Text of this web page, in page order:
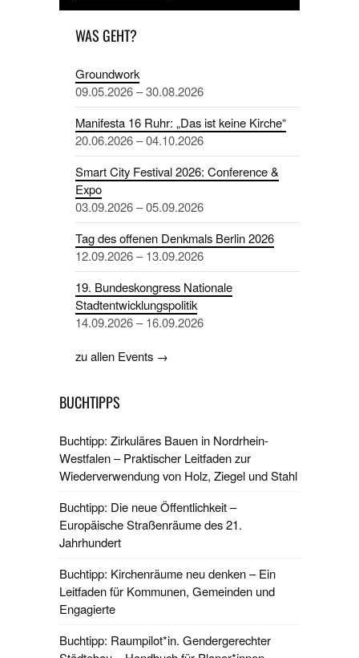
WAS GEHT?
Groundwork
09.05.2026 – 30.08.2026
Manifesta 16 Ruhr: „Das ist keine Kirche“
20.06.2026 – 04.10.2026
Smart City Festival 2026: Conference &
Expo
03.09.2026 – 05.09.2026
Tag des offenen Denkmals Berlin 2026
12.09.2026 – 13.09.2026
19. Bundeskongress Nationale
Stadtentwicklungspolitik
14.09.2026 – 16.09.2026
zu allen Events →
BUCHTIPPS
Buchtipp: Zirkuläres Bauen in Nordrhein-
Westfalen – Praktischer Leitfaden zur
Wiederverwendung von Holz, Ziegel und Stahl
Buchtipp: Die neue Öffentlichkeit –
Europäische Straßenräume des 21.
Jahrhundert
Buchtipp: Kirchenräume neu denken – Ein
Leitfaden für Kommunen, Gemeinden und
Engagierte
Buchtipp: Raumpilot*in. Gendergerechter